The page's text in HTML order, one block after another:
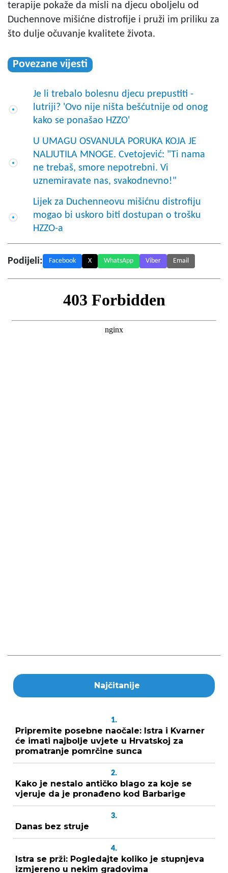
terapije pokaže da misli na djecu oboljelu od
Duchennove mišićne distrofije i pruži im priliku za
što dulje očuvanje kvalitete života.
Povezane vijesti
Je li trebalo bolesnu djecu prepustiti -
lutriji? 'Ovo nije ništa bešćutnije od onog
kako se ponašao HZZO'
U UMAGU OSVANULA PORUKA KOJA JE
NALJUTILA MNOGE. Cvetojević: "Ti nama
ne trebaš, smore nepotrebni. Vi
uznemiravate nas, svakodnevno!"
Lijek za Duchenneovu mišićnu distrofiju
mogao bi uskoro biti dostupan o trošku
HZZO-a
Podijeli: Facebook X WhatsApp Viber Email
Najčitanije
1.
Pripremite posebne naočale: Istra i Kvarner
će imati najbolje uvjete u Hrvatskoj za
promatranje pomrčine sunca
2.
Kako je nestalo antičko blago za koje se
vjeruje da je pronađeno kod Barbarige
3.
Danas bez struje
4.
Istra se prži: Pogledajte koliko je stupnjeva
izmjereno u nekim gradovima